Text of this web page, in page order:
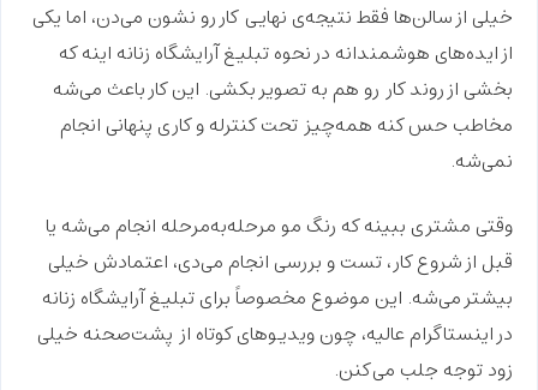
خیلی از سالن‌ها فقطنتیجه‌ی نهایی کار رو نشون می‌دن، اما یکی
از ایده‌های هوشمندانه درنحوه تبلیغ آرایشگاه زنانه اینه که
بخشی ازروند کار رو هم به تصویر بکشی. این کار باعث می‌شه
مخاطب حس کنه همه‌چیزتحت کنترلهو کاری پنهانی انجام
نمی‌شه.
وقتی مشتری ببینه که رنگ مو مرحله‌به‌مرحله انجام می‌شه یا
قبل از شروع کار،تست و بررسی انجام می‌دی، اعتمادش خیلی
بیشتر می‌شه. این موضوع مخصوصاً برای تبلیغ آرایشگاه زنانه
دراینستاگرامعالیه، چون ویدیوهای کوتاه از پشت‌صحنه خیلی
زود توجه جلب می‌کنن.